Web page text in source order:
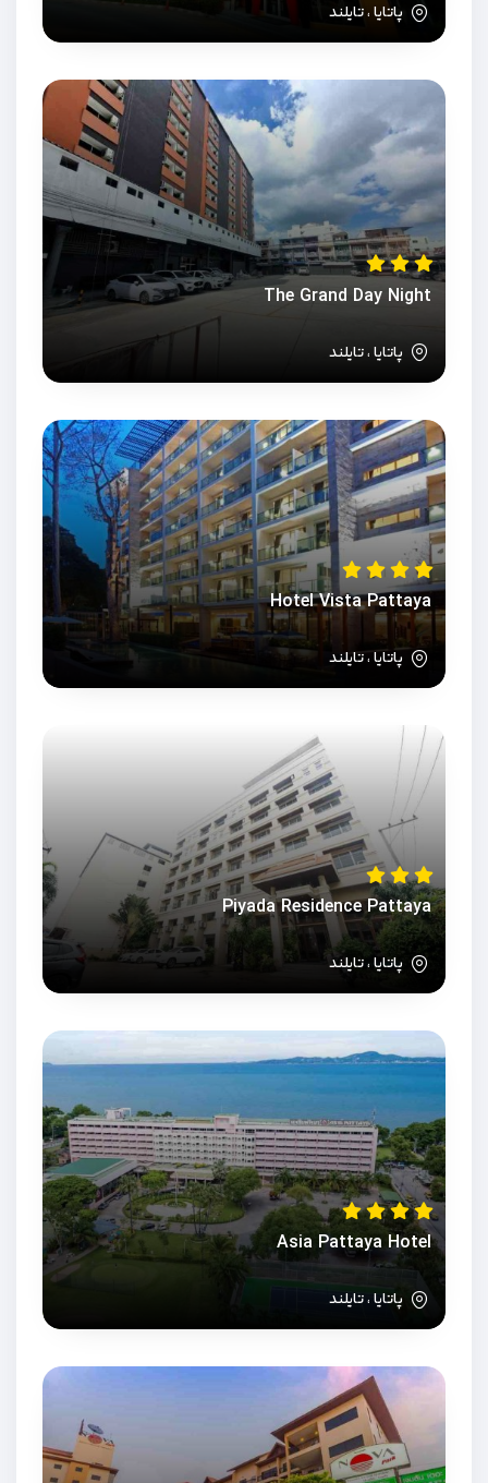
پاتایا ، تایلند
The Grand Day Night
پاتایا ، تایلند
Hotel Vista Pattaya
پاتایا ، تایلند
Piyada Residence Pattaya
پاتایا ، تایلند
Asia Pattaya Hotel
پاتایا ، تایلند